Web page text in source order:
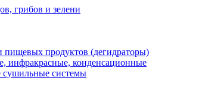
грибов и зелени
пищевых продуктов (дегидраторы)
конденсационные
системы